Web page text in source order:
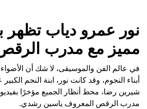
نور عمرو دياب تظهر
مميز مع مدرب
في عالم الفن والموسيقى، لا شك أن
أبناء النجوم، وقد كانت نور، ابنة النجم
شيرين رضا، محط أنظار الجميع مؤخرًا
مدرب الرقص المعروف ياسين رشدي.